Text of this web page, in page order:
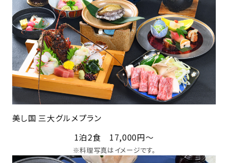
美し国 三大グルメプラン
1泊2食 17,000円～
※料理写真はイメージです。